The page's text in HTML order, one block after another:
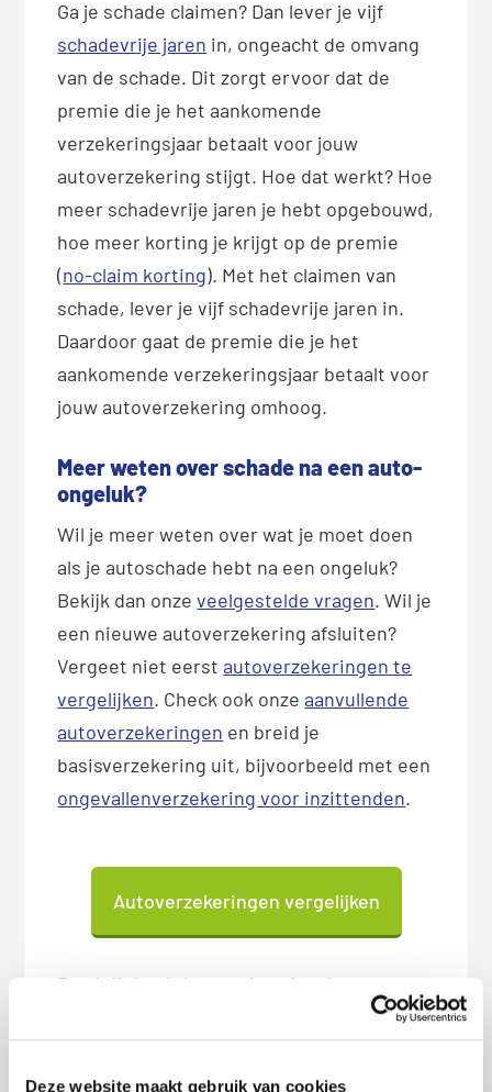
Deze website maakt gebruik van cookies
Ga je schade claimen? Dan lever je vijf
schadevrije jaren in, ongeacht de omvang
van de schade. Dit zorgt ervoor dat de
premie die je het aankomende
verzekeringsjaar betaalt voor jouw
autoverzekering stijgt. Hoe dat werkt? Hoe
meer schadevrije jaren je hebt opgebouwd,
hoe meer korting je krijgt op de premie
(no-claim korting). Met het claimen van
schade, lever je vijf schadevrije jaren in.
Daardoor gaat de premie die je het
aankomende verzekeringsjaar betaalt voor
jouw autoverzekering omhoog.
Meer weten over schade na een auto-
ongeluk?
Wil je meer weten over wat je moet doen
als je autoschade hebt na een ongeluk?
Bekijk dan onzeveelgestelde vragen. Wil je
een nieuwe autoverzekering afsluiten?
Vergeet niet eerstautoverzekeringen te
vergelijken. Check ook onzeaanvullende
autoverzekeringen en breid je
basisverzekering uit, bijvoorbeeld met een
ongevallenverzekering voor inzittenden.
Autoverzekeringen vergelijken
Deel dit bericht met je vrienden:
LinkedIn